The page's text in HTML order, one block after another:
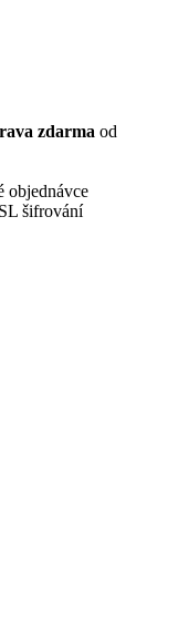
zdarma od
objednávce
šifrování